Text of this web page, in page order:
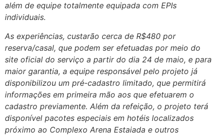
além de equipe totalmente equipada com EPIs
individuais.
As experiências, custarão cerca de R$480 por
reserva/casal, que podem ser efetuadas por meio do
site oficial do serviço a partir do dia 24 de maio, e para
maior garantia, a equipe responsável pelo projeto já
disponibilizou um pré-cadastro limitado, que permitirá
informações em primeira mão aos que efetuarem o
cadastro previamente. Além da refeição, o projeto terá
disponível pacotes especiais em hotéis localizados
próximo ao Complexo Arena Estaiada e outros